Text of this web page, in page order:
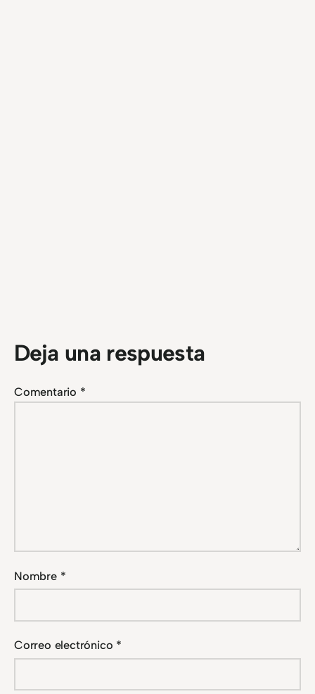
Deja una respuesta
Comentario *
Nombre *
Correo electrónico *